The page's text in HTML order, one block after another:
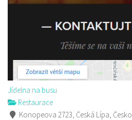
Jídelna na busu
Restaurace
Konopeova 2723, Česká Lípa, Česko